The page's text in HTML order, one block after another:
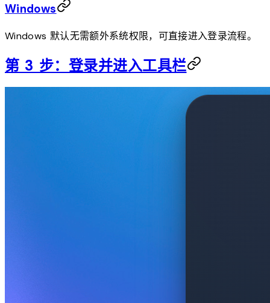
Windows
Windows 默认无需额外系统权限，可直接进入登录流程。
第 3 步：登录并进入工具栏